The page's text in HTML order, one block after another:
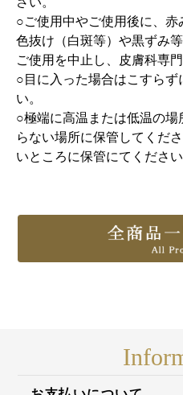
○ご使用中やご使用後に、赤
色抜け（白斑等）や黒ずみ
ご使用を中止し、皮膚科専
○目に入った場合はこすらず
い。
○極端に高温または低温の
らない場所に保管してくだ
いところに保管にてください